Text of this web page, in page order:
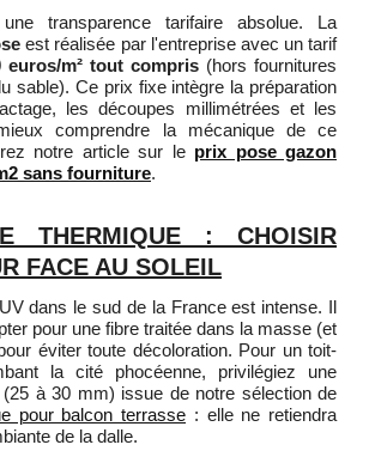
transparence tarifaire absolue. La
est réalisée par l'entreprise avec un tarif
euros/m² tout compris (hors fournitures
sable). Ce prix fixe intègre la préparation
les découpes millimétrées et les
comprendre la mécanique de ce
notre article sur le prix pose gazon
sans fourniture.
THERMIQUE : CHOISIR
FACE AU SOLEIL
dans le sud de la France est intense. Il
pour une fibre traitée dans la masse (et
éviter toute décoloration. Pour un toit-
la cité phocéenne, privilégiez une
à 30 mm) issue de notre sélection de
pour balcon terrasse : elle ne retiendra
de la dalle.